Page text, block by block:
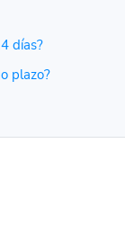
días?
plazo?